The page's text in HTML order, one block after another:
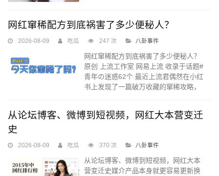
初我不信...
网红窜稀配方到底祸害了多少便秘人？
2026-08-09 吃瓜 247 次 八卦事件
网红窜稀配方到底祸害了多少便秘人？
原创 上流工作室 网易上流 收录于话题#
青年の迷惑62个 最近上流君偶然在小红
书上发现了一篇破万收藏的窜稀攻略，
从论坛博客、微博到短视频，网红大本营变迁
史
2026-08-09 吃瓜 370 次 八卦事件
从论坛博客、微博到短视频，网红大本
营变迁史媒介产品本身就更容易更新换